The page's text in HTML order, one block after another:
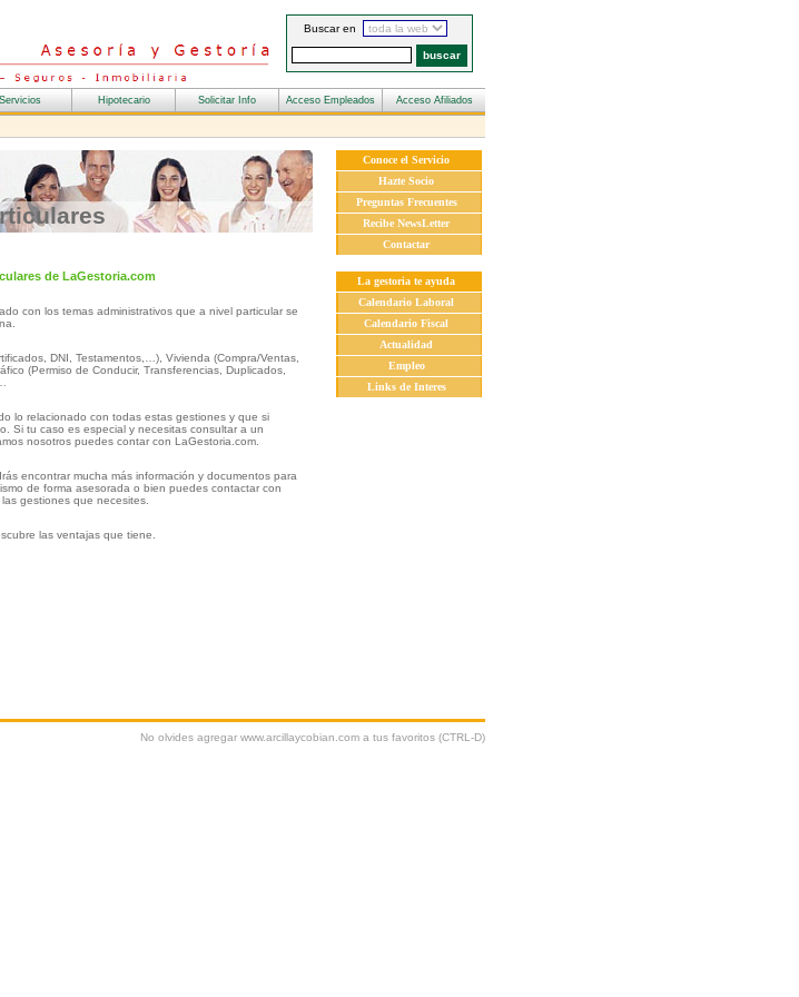
Buscar en
de LaGestoria.com
con los temas administrativos que a nivel particular se
DNI, Testamentos,…), Vivienda (Compra/Ventas,
(Permiso de Conducir, Transferencias, Duplicados,
lo relacionado con todas estas gestiones y que si
Si tu caso es especial y necesitas consultar a un
nosotros puedes contar con LaGestoria.com.
encontrar mucha más información y documentos para
de forma asesorada o bien puedes contactar con
gestiones que necesites.
las ventajas que tiene.
Conoce el Servicio
Hazte Socio
Preguntas Frecuentes
Recibe NewsLetter
Contactar
La gestoria te ayuda
Calendario Laboral
Calendario Fiscal
Actualidad
Empleo
Links de Interes
No olvides agregar www.arcillaycobian.com a tus favoritos (CTRL-D)